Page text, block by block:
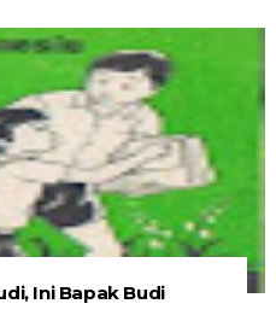
Ini Bapak Budi